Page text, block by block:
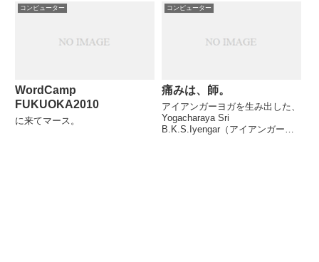
ってきているので、 表示がもの
は現実的ではないだろ...
ダー or サブリーダの座右の銘
葉の意味をかみ締めるべき状況...
コンピューター
WordCamp
FUKUOKA2010
に来てマース。
コンピューター
痛みは、師。
アイアンガーヨガを生み出した、
Yogacharaya Sri
B.K.S.Iyengar（アイアンガー